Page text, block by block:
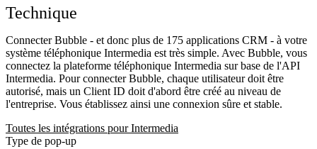
Technique
Connecter Bubble - et donc plus de 175 applications CRM - à votre
système téléphonique Intermedia est très simple. Avec Bubble, vous
connectez la plateforme téléphonique Intermedia sur base de l'API
Intermedia. Pour connecter Bubble, chaque utilisateur doit être
autorisé, mais un Client ID doit d'abord être créé au niveau de
l'entreprise. Vous établissez ainsi une connexion sûre et stable.
Toutes les intégrations pour Intermedia
Type de pop-up